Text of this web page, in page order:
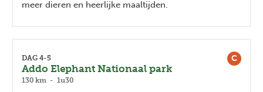
meer dieren en heerlijke maaltijden.
C
DAG 4-5
Addo Elephant Nationaal park
130 km - 1u30